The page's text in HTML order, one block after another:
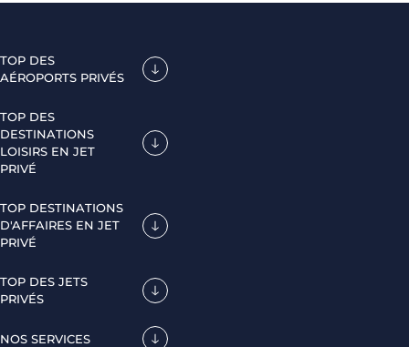
TOP DES
AÉROPORTS PRIVÉS
TOP DES
DESTINATIONS
LOISIRS EN JET
PRIVÉ
TOP DESTINATIONS
D'AFFAIRES EN JET
PRIVÉ
TOP DES JETS
PRIVÉS
NOS SERVICES